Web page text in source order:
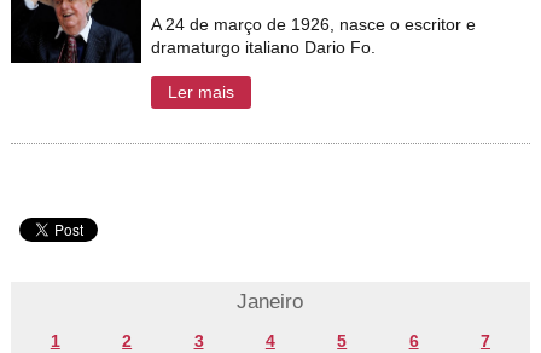
A 24 de março de 1926, nasce o escritor e
dramaturgo italiano Dario Fo.
Ler mais
Janeiro
1 2 3 4 5 6
7